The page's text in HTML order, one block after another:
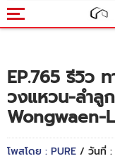
EP.765 รีวิว
วงแหวน-ลำลู
Wongwaen-
โพสโดย : PURE / วันที่ :